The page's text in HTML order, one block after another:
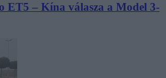
ET5 – Kína válasza a Model 3-